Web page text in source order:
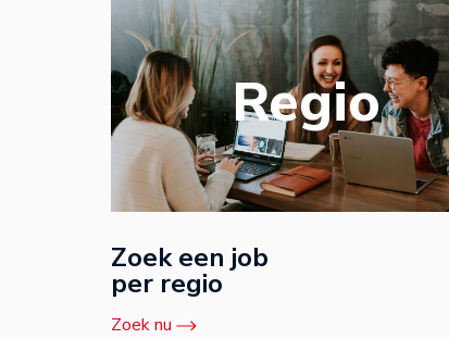
Regio
Zoek een job
per regio
Zoek nu